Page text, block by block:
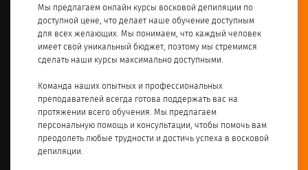
Мы предлагаем онлайн курсы восковой депиляции по
доступной цене, что делает наше обучение доступным
для всех желающих. Мы понимаем, что каждый человек
имеет свой уникальный бюджет, поэтому мы стремимся
сделать наши курсы максимально доступными.
Команда наших опытных и профессиональных
преподавателей всегда готова поддержать вас на
протяжении всего обучения. Мы предлагаем
персональную помощь и консультации, чтобы помочь вам
преодолеть любые трудности и достичь успеха в восковой
депиляции.